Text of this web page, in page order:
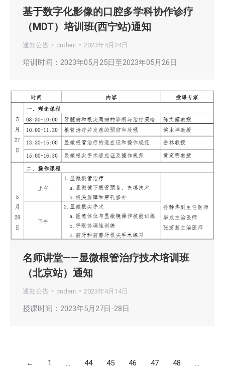
基于数字化影像的口腔多学科协作诊疗
（MDT）培训班(西宁站)通知
通知公告 cndent 2023年4月24日
培训时间：2023年05月25日至2023年05月26日
名师讲堂——显微根管治疗技术培训班
（北京站）通知
通知公告 cndent 2023年4月14日
授课时间：2023年5月27日-28日
← 1 … 44 45 46 47 48
…